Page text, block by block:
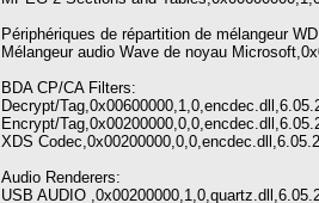
Périphériques de répartition de mélangeur
Mélangeur audio Wave de noyau
BDA CP/CA Filters:
Decrypt/
Encrypt/
XDS
Audio Renderers:
USB AUDIO